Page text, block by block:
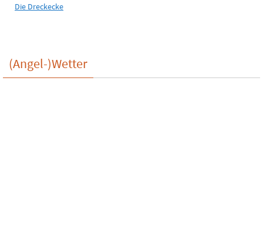
Die Dreckecke
(Angel-)Wetter